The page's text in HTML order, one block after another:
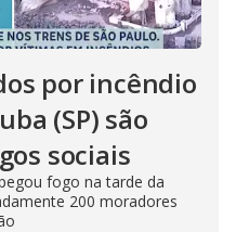
por incêndio
(SP) são
sociais
fogo na tarde da
200 moradores